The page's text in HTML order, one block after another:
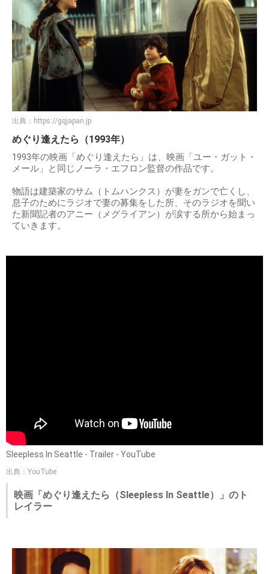
出典： https://gqjapan.jp
めぐり逢えたら（1993年）
1993年の映画「めぐり逢えたら」は、映画「ユー・ガット・
メール」と同じノーラ・エフロン監督の作品です。
物語は建築家のサム（トムハンクス）が妻をガンで亡くし、
息子のためにラジオで妻の募集をした所、そのラジオを聞い
た新聞記者のアニー（メグライアン）が涙する所から始まっ
ていきます。
Sleepless In Seattle - Trailer - YouTube
出典：YouTube
映画「めぐり逢えたら（Sleepless In Seattle）」のト
レイラー